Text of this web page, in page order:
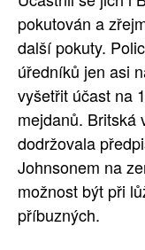
pokutován a
další pokuty.
úředníků jen asi
vyšetřit účast na
mejdanů. Britská
dodržovala
Johnsonem na
možnost být při
příbuzných.